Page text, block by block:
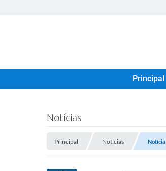
Principal
Notícias
Principal Notícias Notícia